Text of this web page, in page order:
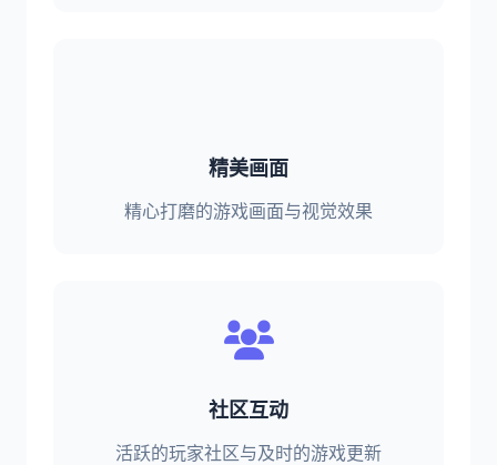
精美画面
精心打磨的游戏画面与视觉效果
社区互动
活跃的玩家社区与及时的游戏更新